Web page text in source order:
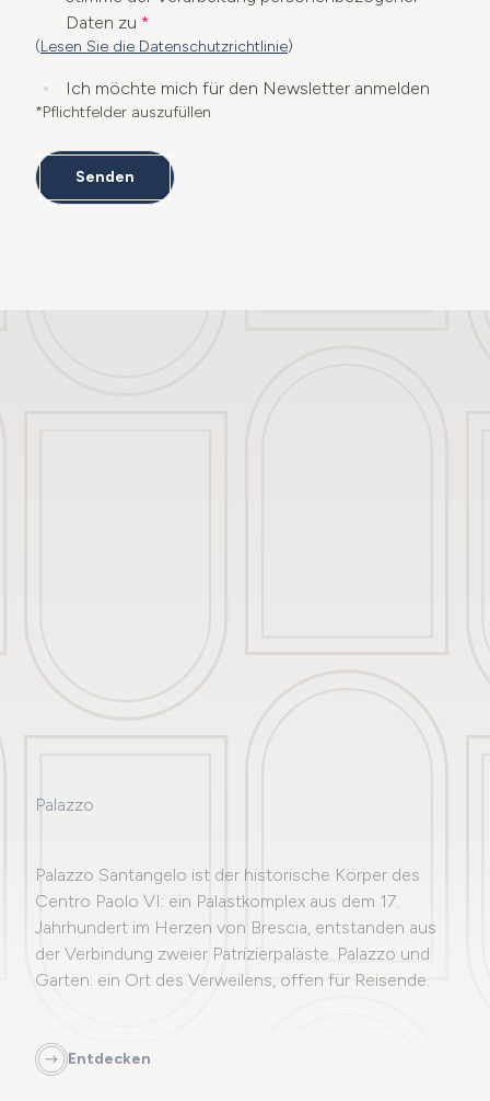
Daten zu *
(Lesen Sie die Datenschutzrichtlinie)
Ich möchte mich für den Newsletter anmelden
*Pflichtfelder auszufüllen
Senden
Palazzo
Palazzo Santangelo ist der historische Körper des
Centro Paolo VI: ein Palastkomplex aus dem 17.
Jahrhundert im Herzen von Brescia, entstanden aus
der Verbindung zweier Patrizierpaläste. Palazzo und
Garten: ein Ort des Verweilens, offen für Reisende.
Entdecken